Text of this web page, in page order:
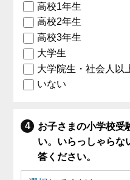
高校1年生
高校2年生
高校3年生
大学生
大学院生・社会人以
いない
お子さまの小学校受
い。いらっしゃらな
答ください。